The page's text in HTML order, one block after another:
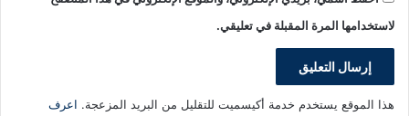
لاستخدامها المرة المقبلة في تعليقي.
هذا الموقع يستخدم خدمة أكيسميت للتقليل من البريد المزعجة. اعرف